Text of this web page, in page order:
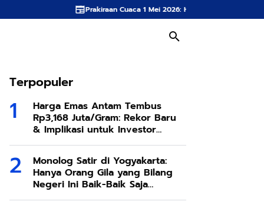
Prakiraan Cuaca 1 Mei 2026: Hujan Guyur 34 Kota Saat Hari Buruh, Ini
Terpopuler
Harga Emas Antam Tembus
Rp3,168 Juta/Gram: Rekor Baru
& Implikasi untuk Investor
Indonesia
Monolog Satir di Yogyakarta:
Hanya Orang Gila yang Bilang
Negeri Ini Baik-Baik Saja
Menggugat Kepura-puraan